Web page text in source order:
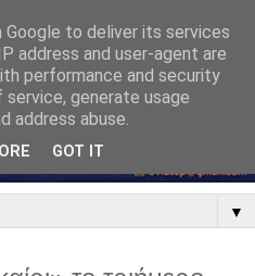
▼
to deliver its services
address and user-agent are
performance and security
generate usage
address abuse.
GOT IT